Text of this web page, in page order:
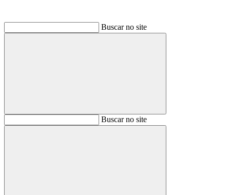
Buscar no site
BuscarBuscar no site